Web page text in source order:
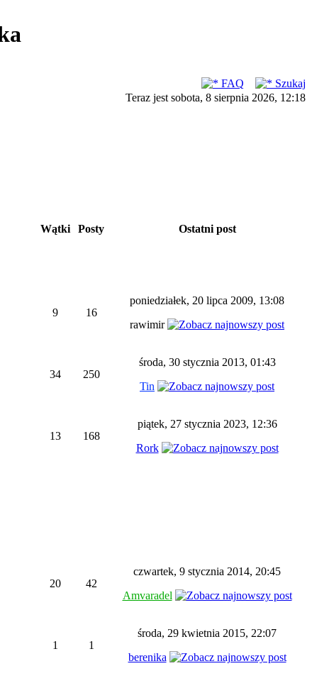
FAQ
Szukaj
Teraz jest sobota, 8 sierpnia 2026, 12:18
Wątki Posty Ostatni post
9 16
poniedziałek, 20 lipca 2009, 13:08
rawimir
34 250
środa, 30 stycznia 2013, 01:43
Tin
13 168
piątek, 27 stycznia 2023, 12:36
Rork
20 42
czwartek, 9 stycznia 2014, 20:45
Amvaradel
1 1
środa, 29 kwietnia 2015, 22:07
berenika